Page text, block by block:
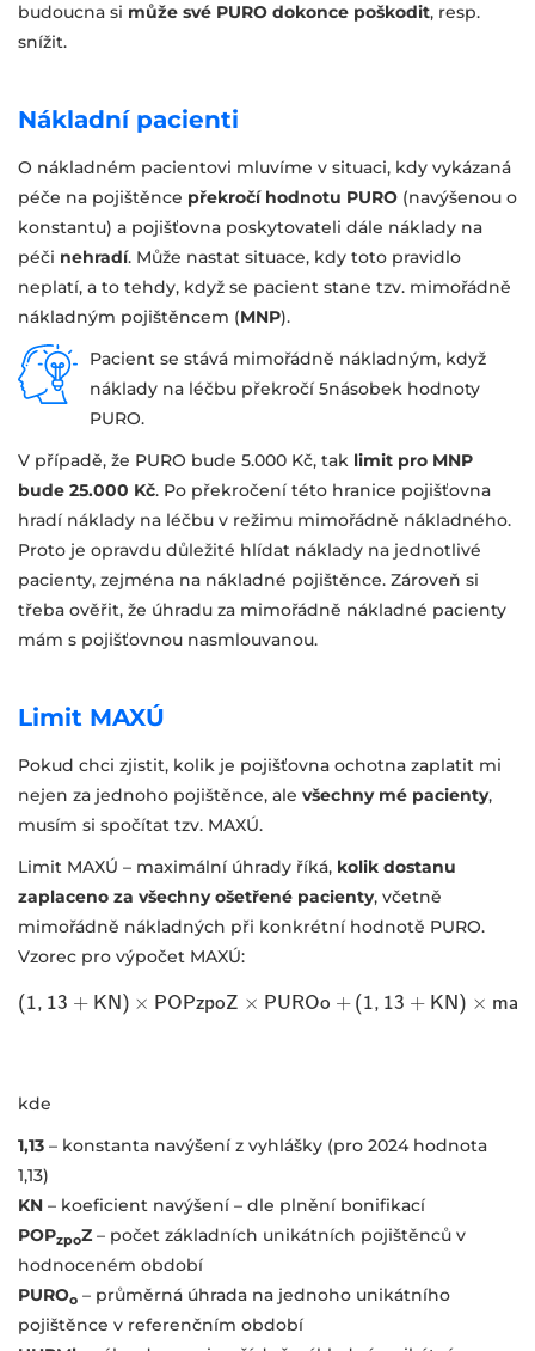
budoucna si může své PURO dokonce poškodit, resp.
snížit.
Nákladní pacienti
O nákladném pacientovi mluvíme v situaci, kdy vykázaná
péče na pojištěnce překročí hodnotu PURO (navýšenou o
konstantu) a pojišťovna poskytovateli dále náklady na
péči nehradí. Může nastat situace, kdy toto pravidlo
neplatí, a to tehdy, když se pacient stane tzv. mimořádně
nákladným pojištěncem (MNP).
Pacient se stává mimořádně nákladným, když
náklady na léčbu překročí 5násobek hodnoty
PURO.
V případě, že PURO bude 5.000 Kč, tak limit pro MNP
bude 25.000 Kč. Po překročení této hranice pojišťovna
hradí náklady na léčbu v režimu mimořádně nákladného.
Proto je opravdu důležité hlídat náklady na jednotlivé
pacienty, zejména na nákladné pojištěnce. Zároveň si
třeba ověřit, že úhradu za mimořádně nákladné pacienty
mám s pojišťovnou nasmlouvanou.
Limit MAXÚ
Pokud chci zjistit, kolik je pojišťovna ochotna zaplatit mi
nejen za jednoho pojištěnce, ale všechny mé pacienty,
musím si spočítat tzv. MAXÚ.
Limit MAXÚ – maximální úhrady říká, kolik dostanu
zaplaceno za všechny ošetřené pacienty, včetně
mimořádně nákladných při konkrétní hodnotě PURO.
Vzorec pro výpočet MAXÚ:
(1, 13 + K N ) × PO PzpoZ × PU ROo + (1, 13 + K N ) × ma
( 1,13+KN)×POPzpoZ×PUR Oo +(1 ,13+ KN)×m ax PUR
kde
1,13 – konstanta navýšení z vyhlášky (pro 2024 hodnota
1,13)
KN – koeficient navýšení – dle plnění bonifikací
POPzpoZ – počet základních unikátních pojištěnců v
hodnoceném období
PUROo – průměrná úhrada na jednoho unikátního
pojištěnce v referenčním období